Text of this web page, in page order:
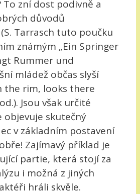
To zní dost podivně a
důvodů
Tarrasch tuto poučku
známým „Ein Springer
Rummer und
mládež občas slyší
the rim, looks there
Jsou však určité
objevuje skutečný
v základním postavení
Zajímavý příklad je
partie, která stojí za
i možná z jiných
hráli skvěle.